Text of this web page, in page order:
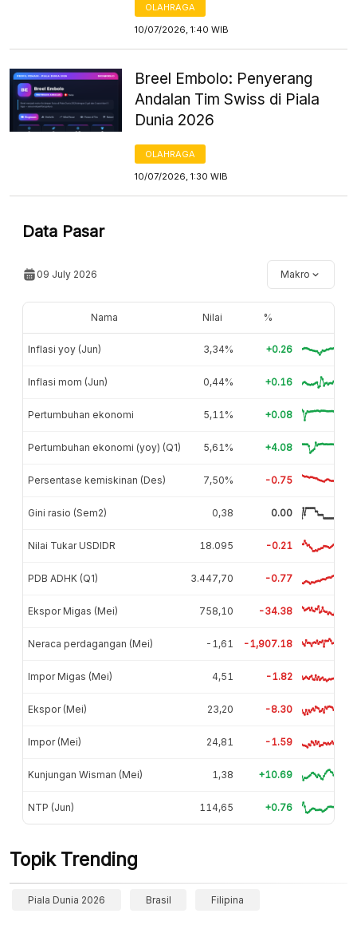
OLAHRAGA
10/07/2026, 1:40 WIB
Breel Embolo: Penyerang
Andalan Tim Swiss di Piala
Dunia 2026
OLAHRAGA
10/07/2026, 1:30 WIB
Data Pasar
09 July 2026 Makro
Nama Nilai %
Inflasi yoy (Jun) 3,34% +0.26
Inflasi mom (Jun) 0,44% +0.16
Pertumbuhan ekonomi 5,11% +0.08
Pertumbuhan ekonomi (yoy) (Q1) 5,61% +4.08
Persentase kemiskinan (Des) 7,50% -0.75
Gini rasio (Sem2) 0,38 0.00
Nilai Tukar USDIDR 18.095 -0.21
PDB ADHK (Q1) 3.447,70 -0.77
Ekspor Migas (Mei) 758,10 -34.38
Neraca perdagangan (Mei) -1,61 -1,907.18
Impor Migas (Mei) 4,51 -1.82
Ekspor (Mei) 23,20 -8.30
Impor (Mei) 24,81 -1.59
Kunjungan Wisman (Mei) 1,38 +10.69
NTP (Jun) 114,65 +0.76
Topik Trending
Piala Dunia 2026 Brasil Filipina